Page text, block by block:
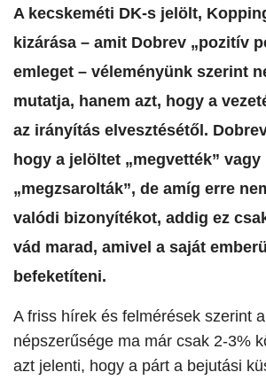
A kecskeméti DK-s jelölt,
kizárása – amit Dobrev „pozitív
emleget – véleményünk szerint
mutatja, hanem azt, hogy a
az irányítás elvesztésétől.
hogy a jelöltet „megvették” vagy
„megzsarolták”, de amíg erre
valódi bizonyítékot, addig ez
vád marad, amivel a saját
befeketíteni.
A friss hírek és felmérések szerint
népszerűsége ma már csak 2-3%
azt jelenti, hogy a párt a bejutási